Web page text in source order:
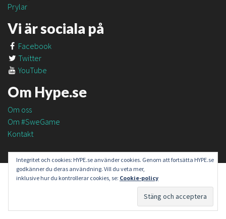
Prylar
Vi är sociala på
Facebook
Twitter
YouTube
Om Hype.se
Om oss
Om #SweGame
Kontakt
Integritet och cookies: HYPE.se använder cookies. Genom att fortsätta HYPE.se
godkänner du deras användning. Vill du veta mer,
inklusive hur du kontrollerar cookies, se: Cookie-policy